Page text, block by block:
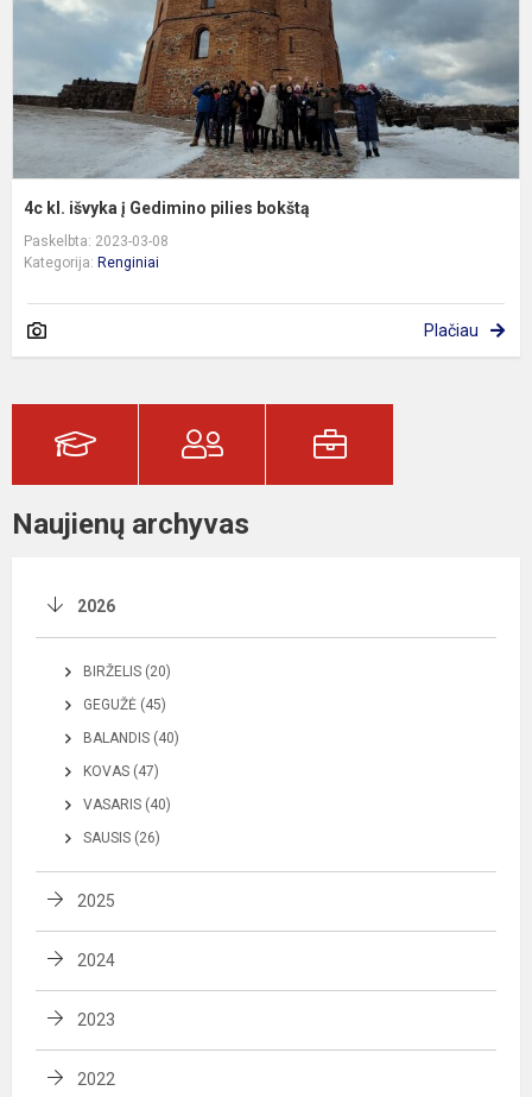
4c kl. išvyka į Gedimino pilies bokštą
Paskelbta: 2023-03-08
Kategorija: Renginiai
Plačiau
Naujienų archyvas
2026
BIRŽELIS (20)
GEGUŽĖ (45)
BALANDIS (40)
KOVAS (47)
VASARIS (40)
SAUSIS (26)
2025
2024
2023
2022